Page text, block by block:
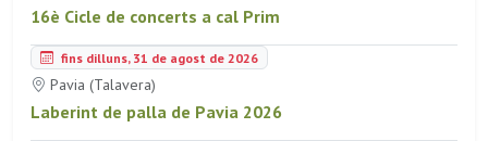
16è Cicle de concerts a cal Prim
fins dilluns, 31 de agost de 2026
Pavia (Talavera)
Laberint de palla de Pavia 2026